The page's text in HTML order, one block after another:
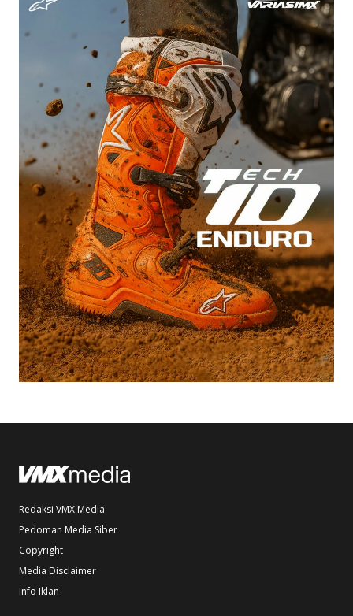
Redaksi VMX Media
Pedoman Media Siber
Copyright
Media Disclaimer
Info Iklan